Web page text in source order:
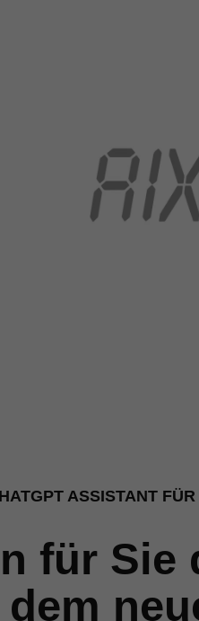
ASSISTANT
für